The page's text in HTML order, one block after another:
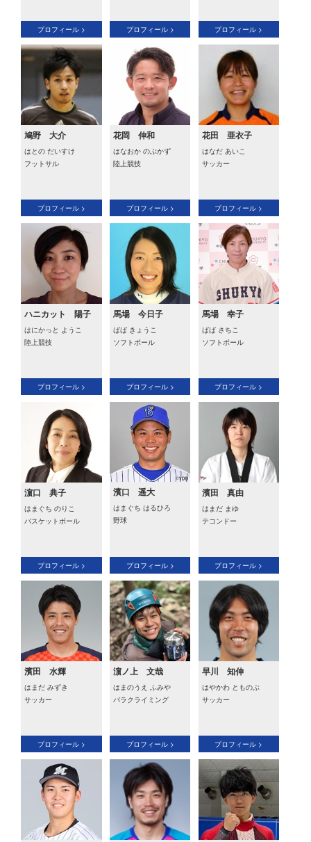
プロフィール > プロフィール > プロフィール >
鳩野 大介
はとの だいすけ
フットサル
プロフィール >
花岡 伸和
はなおか のぶかず
陸上競技
プロフィール >
花田 亜衣子
はなだ あいこ
サッカー
プロフィール >
ハニカット 陽子
はにかっと ようこ
陸上競技
プロフィール >
馬場 今日子
ばば きょうこ
ソフトボール
プロフィール >
馬場 幸子
ばば さちこ
ソフトボール
プロフィール >
濵口 典子
はまぐち のりこ
バスケットボール
プロフィール >
濱口 遥大
はまぐち はるひろ
野球
プロフィール >
濱田 真由
はまだ まゆ
テコンドー
プロフィール >
濱田 水輝
はまだ みずき
サッカー
プロフィール >
濵ノ上 文哉
はまのうえ ふみや
パラクライミング
プロフィール >
早川 知伸
はやかわ とものぶ
サッカー
プロフィール >